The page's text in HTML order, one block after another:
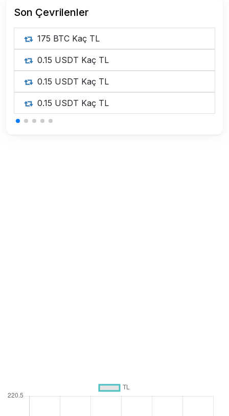
Son Çevrilenler
175 BTC Kaç TL
0.15 USDT Kaç TL
0.15 USDT Kaç TL
0.15 USDT Kaç TL